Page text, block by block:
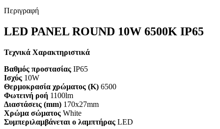
Περιγραφή
LED PANEL ROUND 10W 6500K IP65
Τεχνικά Χαρακτηριστικά
Βαθμός προστασίας IP65
Ισχύς 10W
Θερμοκρασία χρώματος (K) 6500
Φωτεινή ροή 1100lm
Διαστάσεις (mm) 170x27mm
Χρώμα σώματος White
Συμπεριλαμβάνεται ο λαμπτήρας LED